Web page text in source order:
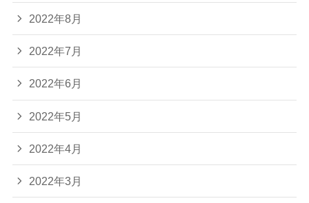
2022年8月
2022年7月
2022年6月
2022年5月
2022年4月
2022年3月